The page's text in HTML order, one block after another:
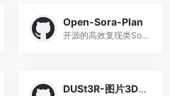
Open-Sora-Plan
开源的高效复现类Sora视频生成
DUSt3R-图片3D重建